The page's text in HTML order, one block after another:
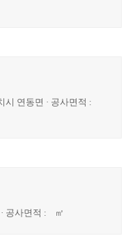
시 연동면 · 공사면적 :
· 공사면적 : ㎡